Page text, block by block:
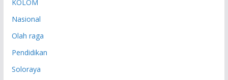
KOLOM
Nasional
Olah raga
Pendidikan
Soloraya